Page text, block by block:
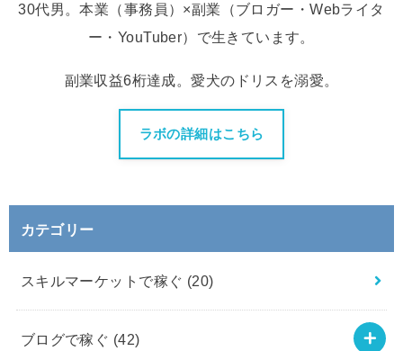
30代男。本業（事務員）×副業（ブロガー・Webライタ
ー・YouTuber）で生きています。
副業収益6桁達成。愛犬のドリスを溺愛。
ラボの詳細はこちら
カテゴリー
スキルマーケットで稼ぐ (20)
ブログで稼ぐ (42)